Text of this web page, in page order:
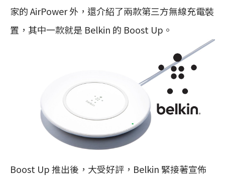
家的 AirPower 外，還介紹了兩款第三方無線充電裝
置，其中一款就是 Belkin 的 Boost Up。
Boost Up 推出後，大受好評，Belkin 緊接著宣佈